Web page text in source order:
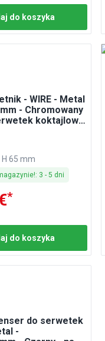
do koszyka
- WIRE - Metal
- Chromowany
koktajlowe
- z obciążnikiem
H 65 mm
: 3 -5 dni
*
do koszyka
do serwetek
-